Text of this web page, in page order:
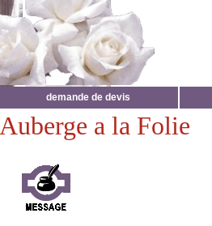
demande de devis
Auberge a la Folie